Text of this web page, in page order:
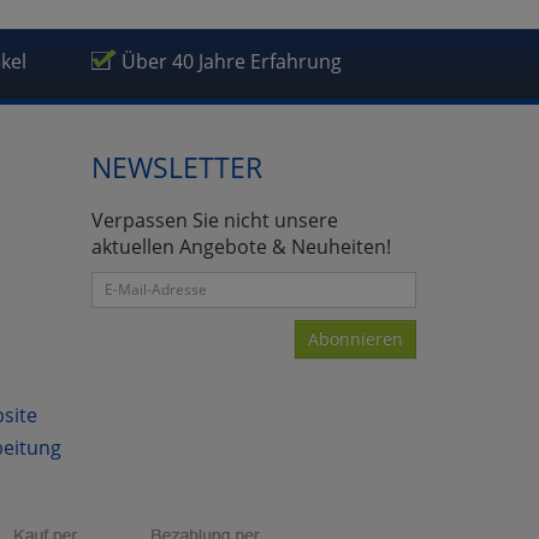
Über 40 Jahre Erfahrung
NEWSLETTER
Verpassen Sie nicht unsere
aktuellen Angebote & Neuheiten!
Abonnieren